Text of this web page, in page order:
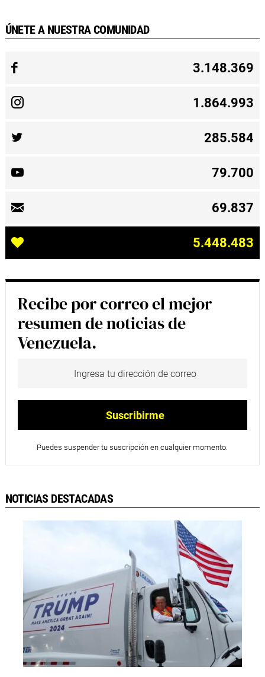
ÚNETE A NUESTRA COMUNIDAD
3.148.369
1.864.993
285.584
79.700
69.837
5.448.483
Recibe por correo el mejor
resumen de noticias de
Venezuela.
Puedes suspender tu suscripción en cualquier momento.
NOTICIAS DESTACADAS